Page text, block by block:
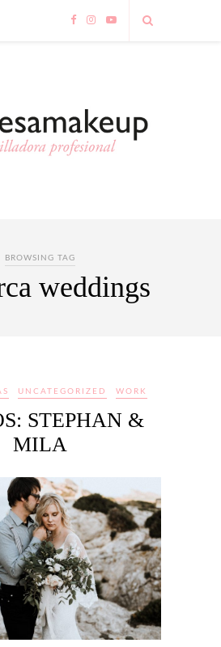
BROWSING TAG
weddings
UNCATEGORIZED WORK
STEPHAN &
MILA